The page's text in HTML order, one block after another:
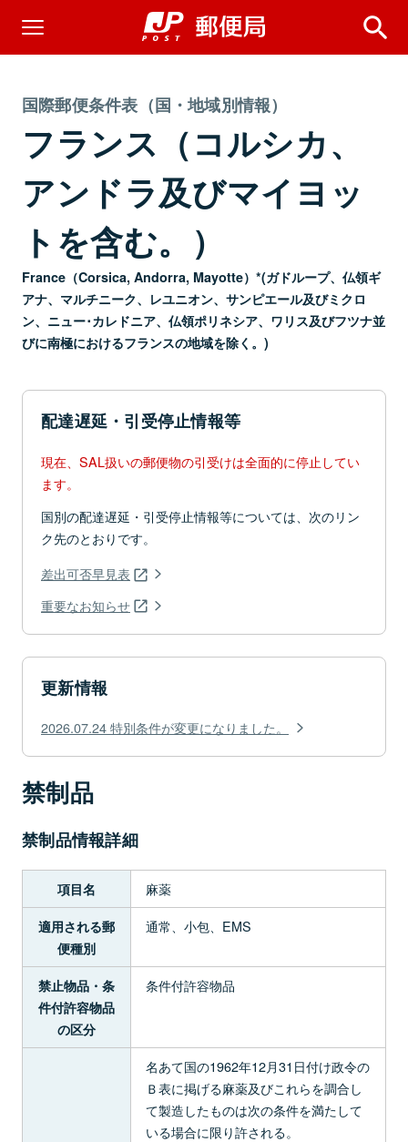
国際郵便条件表（国・地域別情報）
フランス（コルシカ、
アンドラ及びマイヨッ
トを含む。）
France（Corsica, Andorra, Mayotte）*(ガドループ、仏領ギ
アナ、マルチニーク、レユニオン、サンピエール及びミクロ
ン、ニュー･カレドニア、仏領ポリネシア、ワリス及びフツナ並
びに南極におけるフランスの地域を除く。)
配達遅延・引受停止情報等
現在、SAL扱いの郵便物の引受けは全面的に停止してい
ます。
国別の配達遅延・引受停止情報等については、次のリン
ク先のとおりです。
差出可否早見表
重要なお知らせ
更新情報
2026.07.24 特別条件が変更になりました。
禁制品
禁制品情報詳細
項目名 麻薬
適用される郵
便種別
通常、小包、EMS
禁止物品・条
件付許容物品
の区分
条件付許容物品
名あて国の1962年12月31日付け政令の
Ｂ表に掲げる麻薬及びこれらを調合し
て製造したものは次の条件を満たして
いる場合に限り許される。